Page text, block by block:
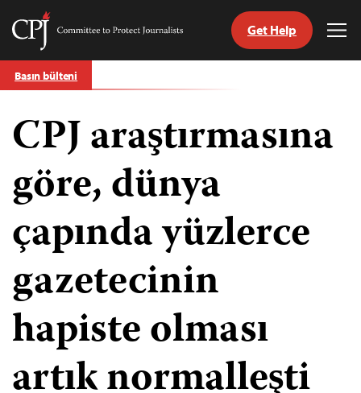
Skip
to
Committee
Journalists
Get Help
Basın bülteni
CPJ araştırmasına
göre, dünya
çapında yüzlerce
gazetecinin
hapiste olması